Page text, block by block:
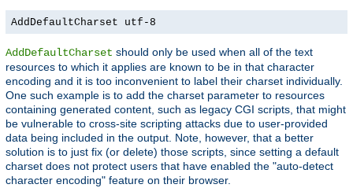
AddDefaultCharset utf-8
AddDefaultCharset should only be used when all of the text
resources to which it applies are known to be in that character
encoding and it is too inconvenient to label their charset individually.
One such example is to add the charset parameter to resources
containing generated content, such as legacy CGI scripts, that might
be vulnerable to cross-site scripting attacks due to user-provided
data being included in the output. Note, however, that a better
solution is to just fix (or delete) those scripts, since setting a default
charset does not protect users that have enabled the "auto-detect
character encoding" feature on their browser.